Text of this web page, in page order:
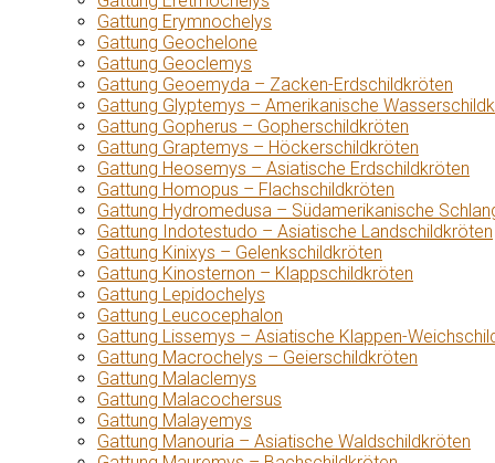
Gattung Erymnochelys
Gattung Geochelone
Gattung Geoclemys
Gattung Geoemyda – Zacken-Erdschildkröten
Gattung Glyptemys – Amerikanische
Gattung Gopherus – Gopherschildkröten
Gattung Graptemys – Höckerschildkröten
Gattung Heosemys – Asiatische Erdschildkröten
Gattung Homopus – Flachschildkröten
Gattung Hydromedusa – Südamerikanische
Gattung Indotestudo – Asiatische Landschildkröten
Gattung Kinixys – Gelenkschildkröten
Gattung Kinosternon – Klappschildkröten
Gattung Lepidochelys
Gattung Leucocephalon
Gattung Lissemys – Asiatische Klappen-
Gattung Macrochelys – Geierschildkröten
Gattung Malaclemys
Gattung Malacochersus
Gattung Malayemys
Gattung Manouria – Asiatische Waldschildkröten